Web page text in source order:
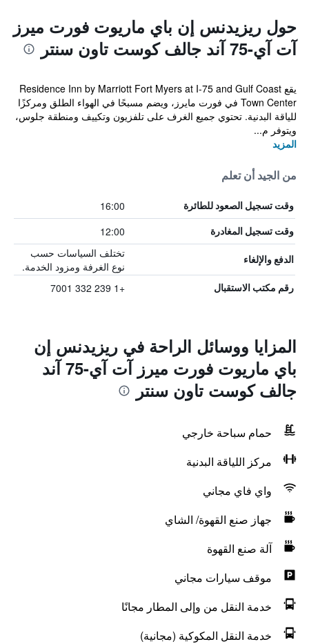
حول ريزيدنس إن باي ماريوت فورت ميرز
آت آي-75 آند جالف كوست تاون سنتر
يقع Residence Inn by Marriott Fort Myers at I-75 and Gulf Coast
Town Center في فورت مايرز، ويضم مسبحًا في الهواء الطلق ومركزًا
للياقة البدنية. تحتوي جميع الغرف على تلفزيون وتكييف ومنطقة جلوس،
ويتوفر م...
المزيد
من الجيد أن تعلم
وقت تسجيل الصعود للطائرة 16:00
وقت تسجيل المغادرة 12:00
الدفع والإلغاء
تختلف السياسات حسب
نوع الغرفة ومزود الخدمة.
رقم مكتب الاستقبال +1 239 332 7001
المزايا ووسائل الراحة في ريزيدنس إن
باي ماريوت فورت ميرز آت آي-75 آند
جالف كوست تاون سنتر
حمام سباحة خارجي
مركز اللياقة البدنية
واي فاي مجاني
جهاز صنع القهوة/ الشاي
آلة صنع القهوة
موقف سيارات مجاني
خدمة النقل من وإلى المطار مجانًا
خدمة النقل المكوكية (مجانية)